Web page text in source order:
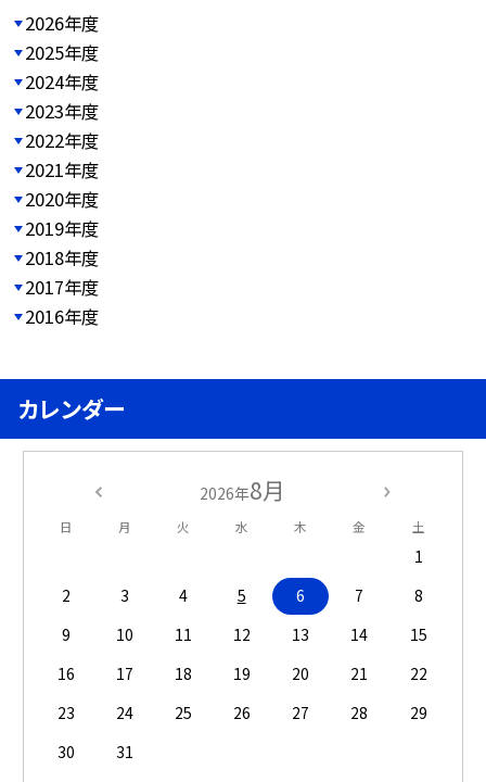
2026年度
2025年度
2024年度
2023年度
2022年度
2021年度
2020年度
2019年度
2018年度
2017年度
2016年度
カレンダー
2026年8月
日 月 火 水 木 金 土
1
2
3 4 5 6 7
8
9
10 11 12 13 14
15
16
17 18 19 20 21
22
23
24 25 26 27 28
29
30
31